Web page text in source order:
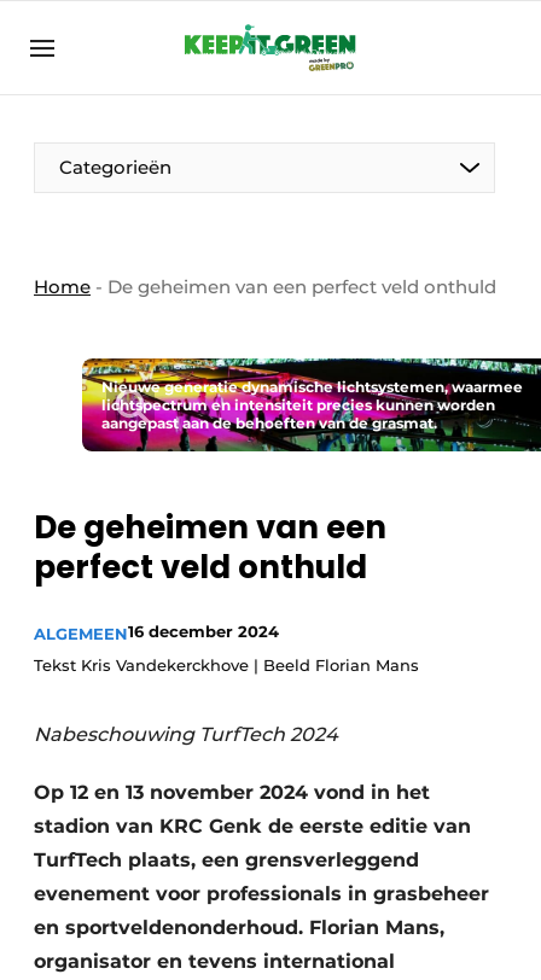
NL ENG FR
Categorieën
Home - De geheimen van een perfect veld onthuld
Nieuwe generatie dynamische lichtsystemen, waarmee
lichtspectrum en intensiteit precies kunnen worden
aangepast aan de behoeften van de grasmat.
De geheimen van een
perfect veld onthuld
ALGEMEEN16 december 2024
Tekst Kris Vandekerckhove | Beeld Florian Mans
Nabeschouwing TurfTech 2024
Op 12 en 13 november 2024 vond in het
stadion van KRC Genk de eerste editie van
TurfTech plaats, een grensverleggend
evenement voor professionals in grasbeheer
en sportveldenonderhoud. Florian Mans,
organisator en tevens international